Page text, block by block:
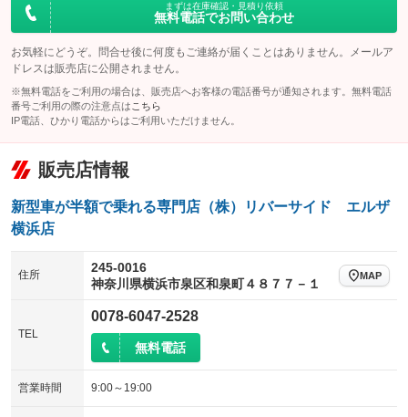
まずは在庫確認・見積り依頼
無料電話でお問い合わせ
お気軽にどうぞ。問合せ後に何度もご連絡が届くことはありません。メールア
ドレスは販売店に公開されません。
※無料電話をご利用の場合は、販売店へお客様の電話番号が通知されます。無料電話
番号ご利用の際の注意点は こちら
IP電話、ひかり電話からはご利用いただけません。
販売店情報
新型車が半額で乗れる専門店（株）リバーサイド エルザ
横浜店
住所
245-0016
神奈川県横浜市泉区和泉町４８７７－１
MAP
TEL
0078-6047-2528
無料電話
営業時間 9:00～19:00